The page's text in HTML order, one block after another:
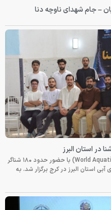
– جام شهدای ناوچه دنا
در استان البرز
جشنواره بزرگداشت روز جهانی شنا (World Aquatics Day) با حضور حدود ۱۸۰ شناگر
استان البرز در کرج برگزار شد. به